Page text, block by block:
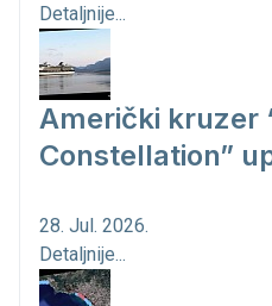
Detaljnije...
Američki kruzer
Constellation”
28. Jul. 2026.
Detaljnije...